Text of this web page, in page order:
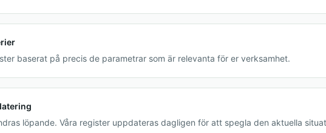
baserat på precis de parametrar som är relevanta för er verksamhet.
löpande. Våra register uppdateras dagligen för att spegla den aktuella